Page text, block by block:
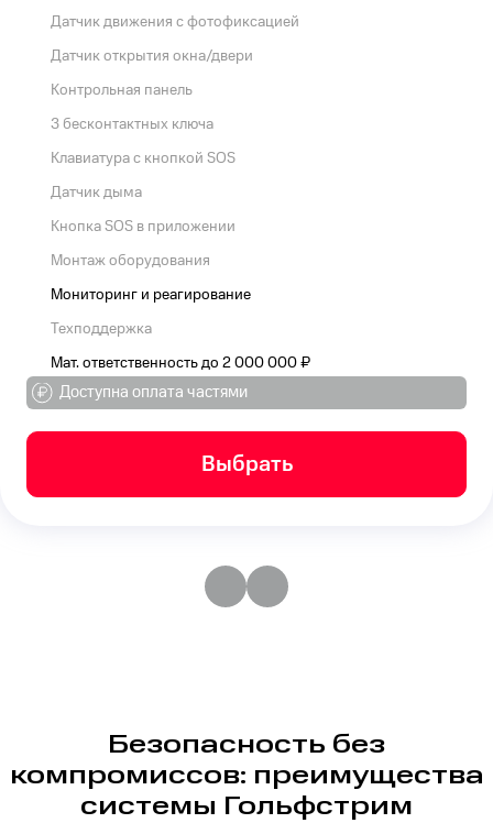
Датчик движения с фотофиксацией
Датчик открытия окна/двери
Контрольная панель
3 бесконтактных ключа
Клавиатура с кнопкой SOS
Датчик дыма
Кнопка SOS в приложении
Монтаж оборудования
Мониторинг и реагирование
Техподдержка
Мат. ответственность до 2 000 000 ₽
Доступна оплата частями
Выбрать
Безопасность без
компромиссов: преимущества
системы Гольфстрим